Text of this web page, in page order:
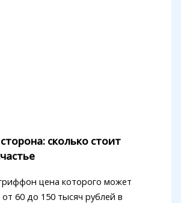
сколько стоит
цена которого может
60 до 150 тысяч рублей в